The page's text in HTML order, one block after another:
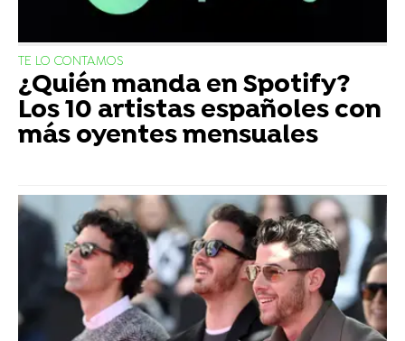
TE LO CONTAMOS
¿Quién manda en Spotify?
Los 10 artistas españoles con
más oyentes mensuales